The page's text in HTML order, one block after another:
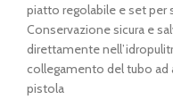
piatto regolabile e set per
Conservazione sicura e
direttamente
collegamento del tubo ad
pistola